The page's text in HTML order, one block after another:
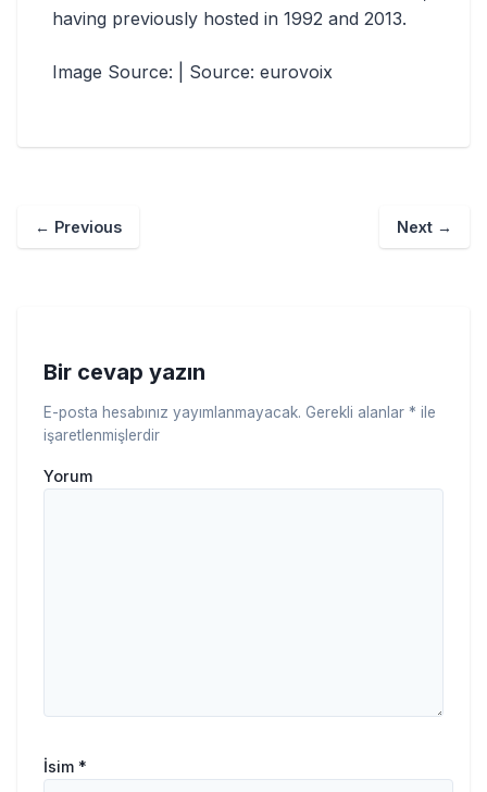
having previously hosted in 1992 and 2013.
Image Source: | Source: eurovoix
← Previous Next →
Bir cevap yazın
E-posta hesabınız yayımlanmayacak. Gerekli alanlar * ile
işaretlenmişlerdir
Yorum
İsim *